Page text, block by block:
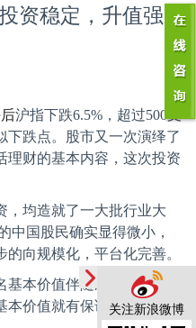
关注新浪微博
资稳定，升值强
沪指下跌6.5% ，超过500
下跌点。股市又一次演绎了
理财的基本内容，这次投资
，均造就了一大批行业大
中国股民确实显得微小，
向规模化，平台化完善。
本价值伴随应用市场发展
本价值就有保证。